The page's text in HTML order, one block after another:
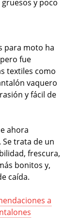
y poco
para moto ha
fue
textiles como
vaquero
y fácil de
ahora
trata de un
frescura,
bonitos y,
caída.
a